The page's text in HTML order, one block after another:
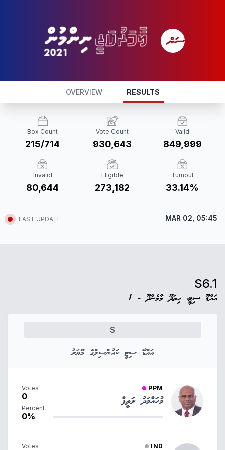
RESULTS
OVERVIEW
Box Count
215/714
Vote Count
930,643
Valid
849,999
Invalid
80,644
Eligible
273,182
Turnout
33.14%
LAST UPDATE MAR 02, 05:45
S6.1
އައްޑޫ ސިޓީ، ހިތަދޫ މާމެންދޫ - 1
S
އައްޑޫ ސިޓީ ކައުންސިލްގެ މޭޔަރު
PPM
މުހައްމަދު ލަތީފް
Votes
0
Percent
0%
IND
Votes